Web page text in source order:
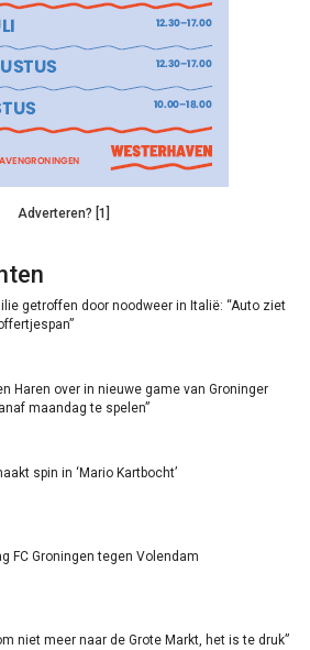
Adverteren? [1]
getroffen door noodweer in Italië: “Auto ziet
Haren over in nieuwe game van Groninger
maandag te spelen”
spin in ‘Mario Kartbocht’
FC Groningen tegen Volendam
niet meer naar de Grote Markt, het is te druk”